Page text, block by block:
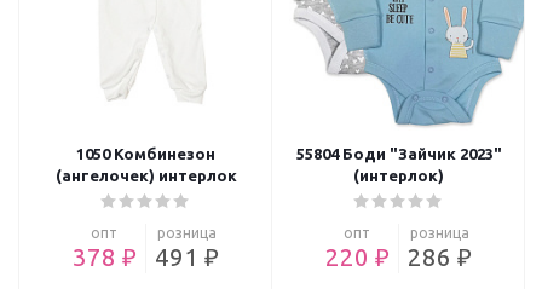
1050 Комбинезон
(ангелочек) интерлок
опт
378 ₽
розница
491 ₽
55804 Боди "Зайчик 2023"
(интерлок)
опт
220 ₽
розница
286 ₽